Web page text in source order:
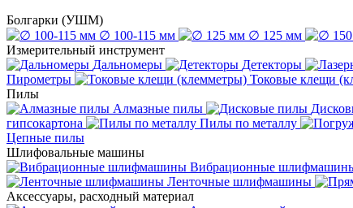
Болгарки (УШМ)
∅ 100-115 мм
∅ 125 мм
Измерительный инструмент
Дальномеры
Детекторы
Пирометры
Токовые клещи
Пилы
Алмазные пилы
гипсокартона
Пилы по металлу
Цепные пилы
Шлифовальные машины
Вибрационные
Ленточные шлифмашины
Аксессуары, расходный материал